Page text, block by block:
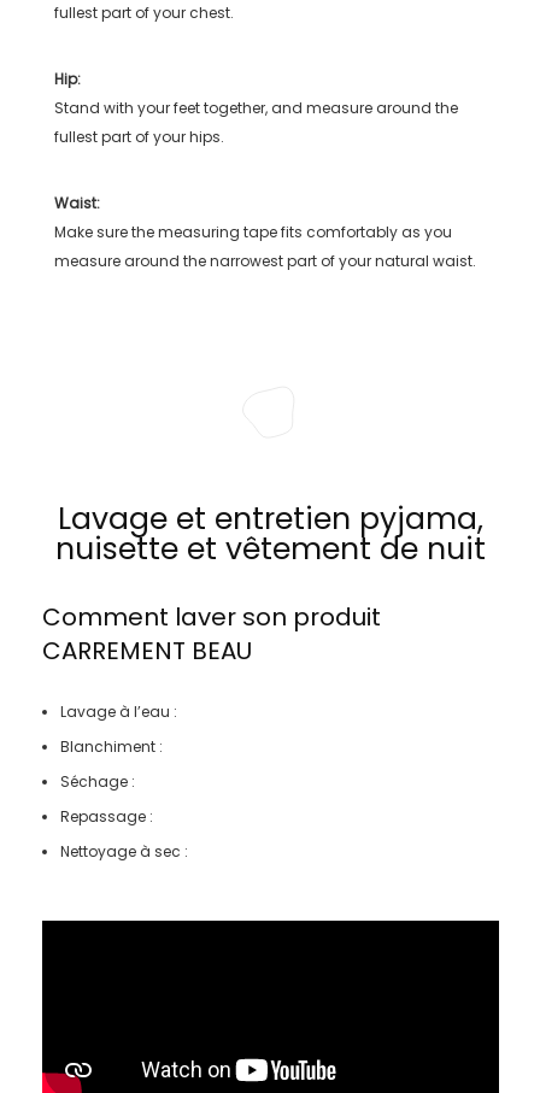
fullest part of your chest.
Hip:
Stand with your feet together, and measure around the
fullest part of your hips.
Waist:
Make sure the measuring tape fits comfortably as you
measure around the narrowest part of your natural waist.
Lavage et entretien pyjama,
nuisette et vêtement de nuit
Comment laver son produit
CARREMENT BEAU
Lavage à l’eau :
Blanchiment :
Séchage :
Repassage :
Nettoyage à sec :